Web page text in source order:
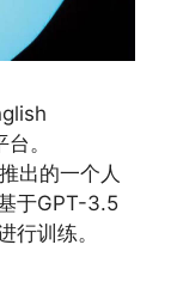
。
出的一个人
于GPT-3.5
行训练。